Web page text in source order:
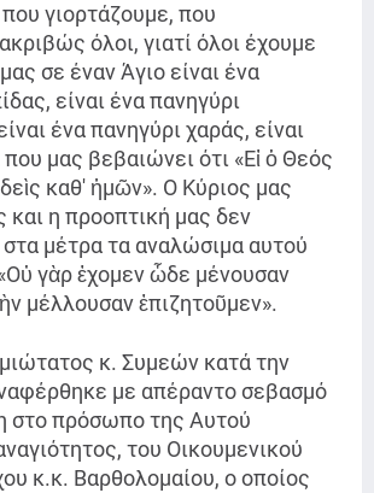
γιορτάζουμε, που
όλοι, γιατί όλοι έχουμε
σε έναν Άγιο είναι ένα
είναι ένα πανηγύρι
ένα πανηγύρι χαράς, είναι
μας βεβαιώνει ότι «Εἰ ὁ Θεός
καθ' ἡμῶν». Ο Κύριος μας
και η προοπτική μας δεν
στα μέτρα τα αναλώσιμα αυτού
γὰρ ἐχομεν ὧδε μένουσαν
μέλλουσαν ἐπιζητοῦμεν».
κ. Συμεών κατά την
με απέραντο σεβασμό
στο πρόσωπο της Αυτού
του Οικουμενικού
κ.κ. Βαρθολομαίου, ο οποίος